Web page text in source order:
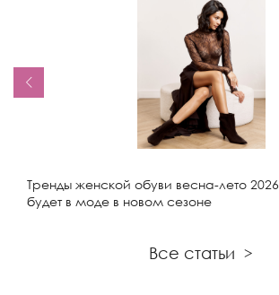
Тренды женской обуви весна-лето
будет в моде в новом сезоне
Все статьи >